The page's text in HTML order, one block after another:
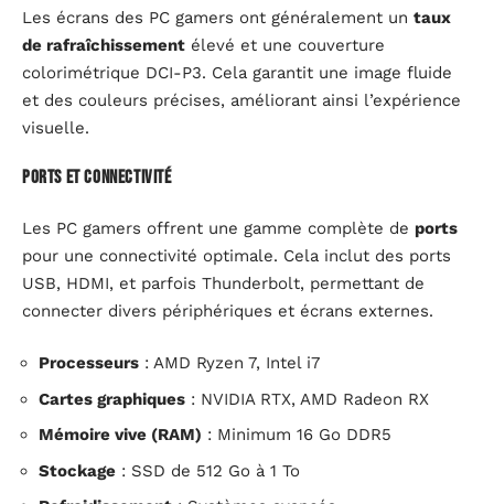
Les écrans des PC gamers ont généralement un taux
de rafraîchissement élevé et une couverture
colorimétrique DCI-P3. Cela garantit une image fluide
et des couleurs précises, améliorant ainsi l’expérience
visuelle.
Ports et connectivité
Les PC gamers offrent une gamme complète de ports
pour une connectivité optimale. Cela inclut des ports
USB, HDMI, et parfois Thunderbolt, permettant de
connecter divers périphériques et écrans externes.
Processeurs : AMD Ryzen 7, Intel i7
Cartes graphiques : NVIDIA RTX, AMD Radeon RX
Mémoire vive (RAM) : Minimum 16 Go DDR5
Stockage : SSD de 512 Go à 1 To